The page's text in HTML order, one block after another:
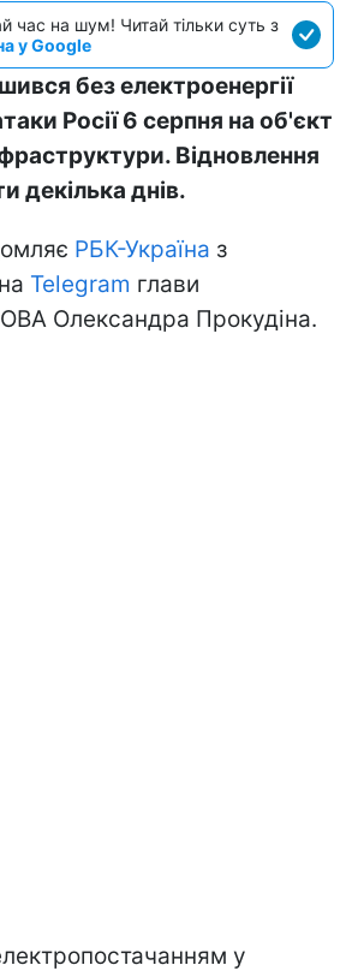
час на шум! Читай тільки суть з
у Google
без електроенергії
Росії 6 серпня на об'єкт
Відновлення
декілька днів.
РБК-Україна з
Telegram глави
Олександра Прокудіна.
у